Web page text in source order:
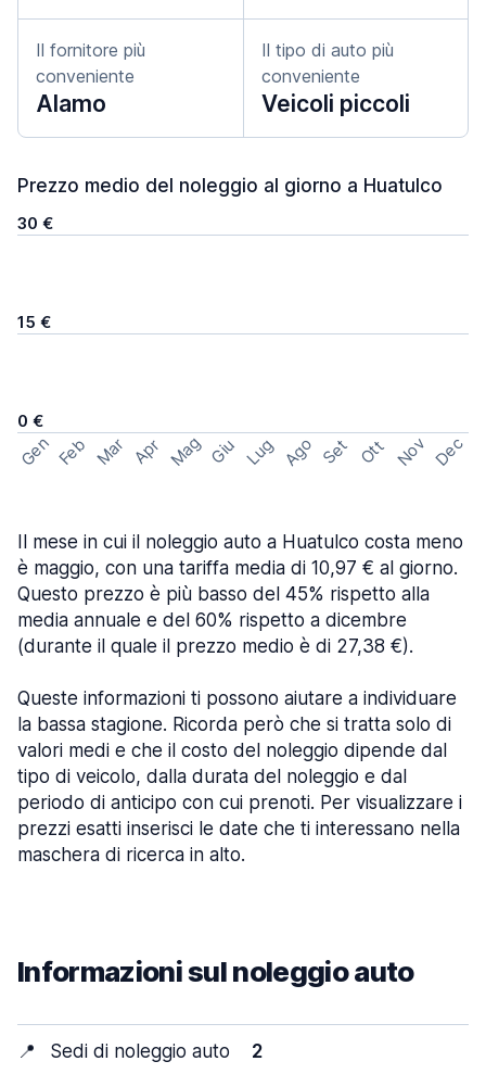
Il fornitore più
conveniente
Alamo
Il tipo di auto più
conveniente
Veicoli piccoli
Prezzo medio del noleggio al giorno a Huatulco
30 €
15 €
0 €
Gen Feb Mar Apr Mag Giu Lug Ago Set Ott Nov Dec
Il mese in cui il noleggio auto a Huatulco costa meno
è maggio, con una tariffa media di 10,97 € al giorno.
Questo prezzo è più basso del 45% rispetto alla
media annuale e del 60% rispetto a dicembre
(durante il quale il prezzo medio è di 27,38 €).
Queste informazioni ti possono aiutare a individuare
la bassa stagione. Ricorda però che si tratta solo di
valori medi e che il costo del noleggio dipende dal
tipo di veicolo, dalla durata del noleggio e dal
periodo di anticipo con cui prenoti. Per visualizzare i
prezzi esatti inserisci le date che ti interessano nella
maschera di ricerca in alto.
Informazioni sul noleggio auto
📍 Sedi di noleggio auto 2